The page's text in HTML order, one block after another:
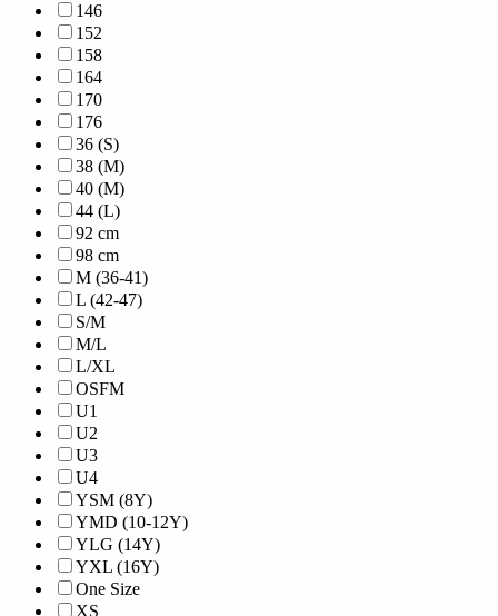
146
152
158
164
170
176
36 (S)
38 (M)
40 (M)
44 (L)
92 cm
98 cm
M (36-41)
L (42-47)
S/M
M/L
L/XL
OSFM
U1
U2
U3
U4
YSM (8Y)
YMD (10-12Y)
YLG (14Y)
YXL (16Y)
One Size
XS